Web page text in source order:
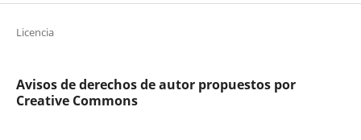
Licencia
Avisos de derechos de autor propuestos por
Creative Commons